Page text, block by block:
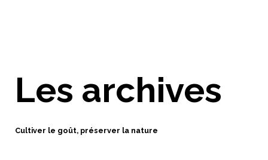
Les archives
Cultiver le goût, préserver la nature